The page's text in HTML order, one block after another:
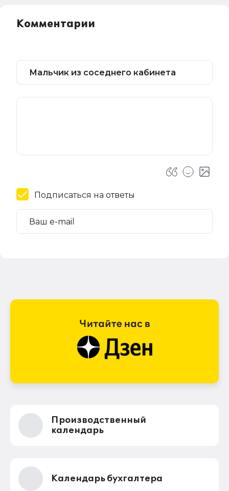
Комментарии
Подписаться на ответы
Производственный
календарь
Календарь бухгалтера